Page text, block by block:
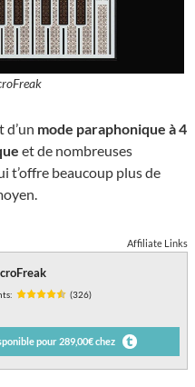
d’un mode paraphonique à 4
et de nombreuses
t’offre beaucoup plus de
Affiliate Links
(326)
pour 289,00€ chez